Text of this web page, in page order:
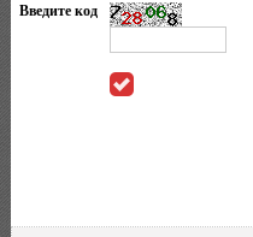
Введите код